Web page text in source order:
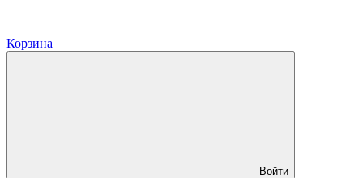
Корзина
Войти